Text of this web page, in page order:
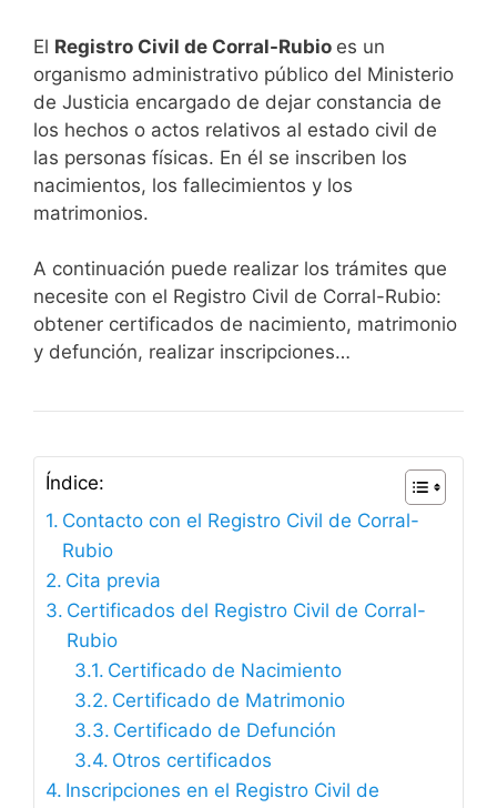
El Registro Civil de Corral-Rubio es un
organismo administrativo público del Ministerio
de Justicia encargado de dejar constancia de
los hechos o actos relativos al estado civil de
las personas físicas. En él se inscriben los
nacimientos, los fallecimientos y los
matrimonios.
A continuación puede realizar los trámites que
necesite con el Registro Civil de Corral-Rubio:
obtener certificados de nacimiento, matrimonio
y defunción, realizar inscripciones…
Índice:
Contacto con el Registro Civil de Corral-
Rubio
Cita previa
Certificados del Registro Civil de Corral-
Rubio
Certificado de Nacimiento
Certificado de Matrimonio
Certificado de Defunción
Otros certificados
Inscripciones en el Registro Civil de